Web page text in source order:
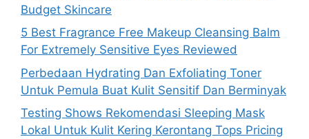
Budget Skincare
5 Best Fragrance Free Makeup Cleansing Balm
For Extremely Sensitive Eyes Reviewed
Perbedaan Hydrating Dan Exfoliating Toner
Untuk Pemula Buat Kulit Sensitif Dan Berminyak
Testing Shows Rekomendasi Sleeping Mask
Lokal Untuk Kulit Kering Kerontang Tops Pricing